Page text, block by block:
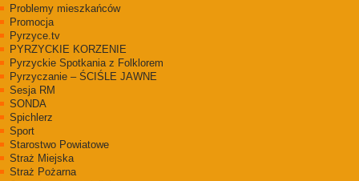
Problemy mieszkańców
Promocja
Pyrzyce.tv
PYRZYCKIE KORZENIE
Pyrzyckie Spotkania z Folklorem
Pyrzyczanie – ŚCIŚLE JAWNE
Sesja RM
SONDA
Spichlerz
Sport
Starostwo Powiatowe
Straż Miejska
Straż Pożarna